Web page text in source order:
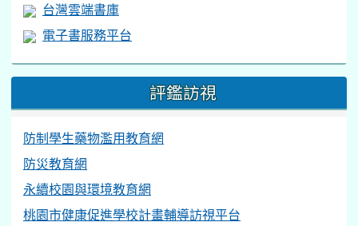
台灣雲端書庫
電子書服務平台
評鑑訪視
防制學生藥物濫用教育網
防災教育網
永續校園與環境教育網
桃園市健康促進學校計畫輔導訪視平台